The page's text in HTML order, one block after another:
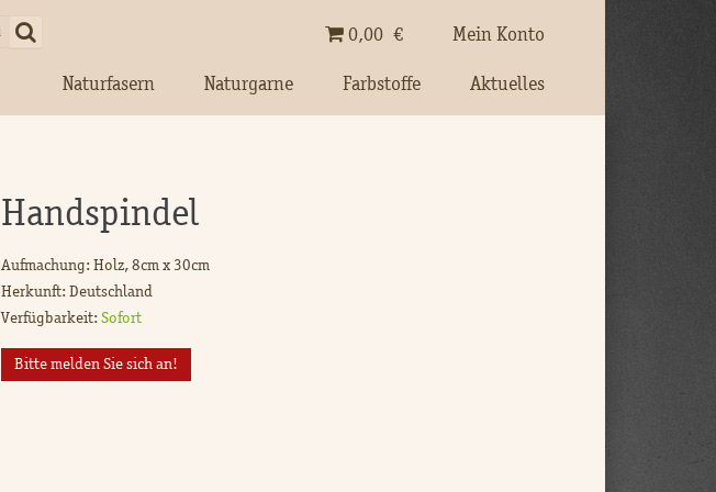
Naturfasern Naturgarne Farbstoffe Aktuelles
0,00€ Mein Konto
Handspindel
Aufmachung: Holz, 8cm x 30cm
Herkunft: Deutschland
Verfügbarkeit:Sofort
Bitte melden Sie sich an!